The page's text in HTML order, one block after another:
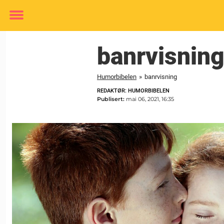
Toggle
banrvisning
Humorbibelen » banrvisning
REDAKTØR: HUMORBIBELEN
Publisert: mai 06, 2021, 16:35